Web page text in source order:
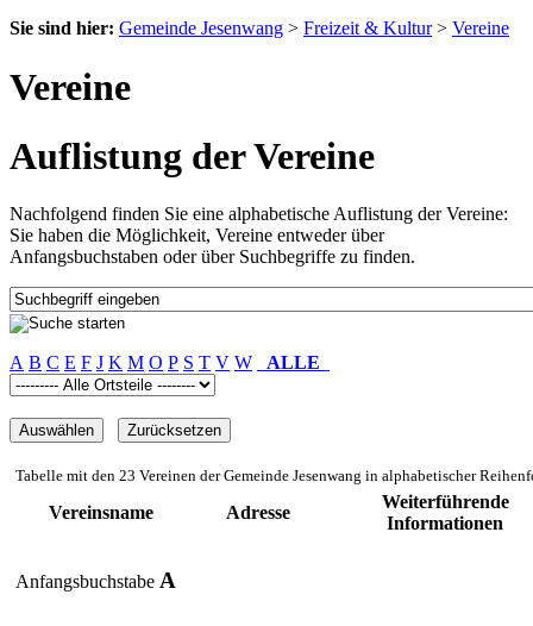
Sie sind hier: Gemeinde Jesenwang > Freizeit & Kultur> Vereine
Vereine
Auflistung der Vereine
Nachfolgend finden Sie eine alphabetische Auflistung der Vereine:
Sie haben die Möglichkeit, Vereine entweder über
Anfangsbuchstaben oder über Suchbegriffe zu finden.
A B C E F J K M O P S T V W ALLE
Tabelle mit den 23 Vereinen der Gemeinde Jesenwang in alphabetischer
Vereinsname Adresse
Weiterführende
Informationen
Anfangsbuchstabe A